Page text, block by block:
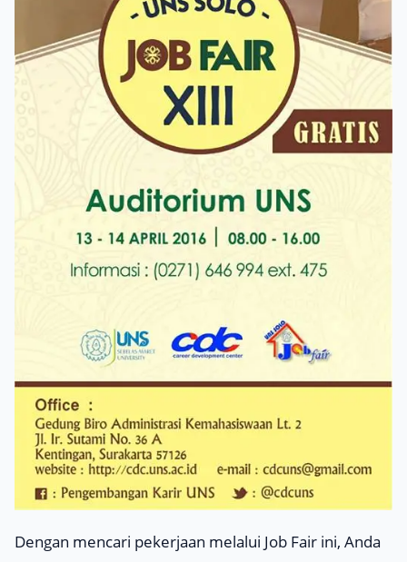
Dengan mencari pekerjaan melalui Job Fair ini, Anda